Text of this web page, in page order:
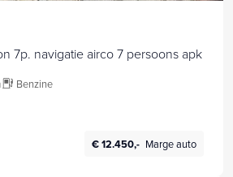
7p. navigatie airco 7 persoons apk
Benzine
€ 12.450,- Marge auto